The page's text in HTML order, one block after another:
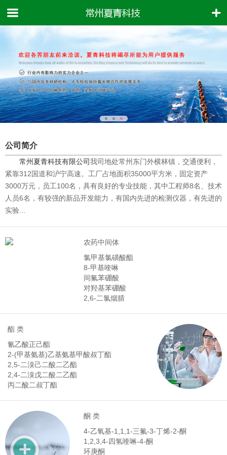
公司简介
常州夏青科技有限公司我司地处常州东门外横林镇，交通便利，
紧靠312国道和沪宁高速。工厂占地面积35000平方米，固定资产
3000万元，员工100名，具有良好的专业技能，其中工程师8名、技术
人员6名，有较强的新品开发能力，有国内先进的检测仪器，有先进的
实验...
农药中间体
氯甲基氯磺酸酯
8-甲基喹啉
间氟苯硼酸
对羟基苯硼酸
2,6-二氯烟腈
酯 类
氰乙酸正己酯
2-(甲基氨基)乙基氨基甲酸叔丁酯
2,5-二溴己二酸二乙酯
2,4-二溴戊二酸二乙酯
丙二酸二叔丁酯
酮 类
4-乙氧基-1,1,1-三氟-3-丁烯-2-酮
1,2,3,4-四氢喹啉-4-酮
环庚酮